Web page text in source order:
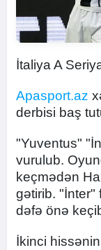
İtaliya A
Apasport.az
derbisi baş
"Yuventus"
vurulub.
keçmədən
gətirib. "İnter"
dəfə önə
İkinci